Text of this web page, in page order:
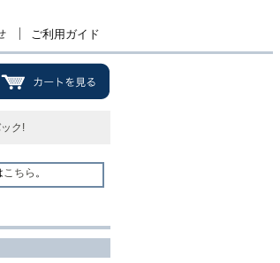
ご利用ガイド
ク!
こちら 。